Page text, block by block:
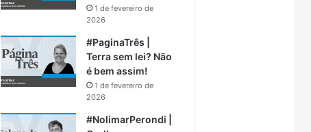
1 de fevereiro de
2026
#PaginaTrês |
Terra sem lei? Não
é bem assim!
1 de fevereiro de
2026
#NolimarPerondi |